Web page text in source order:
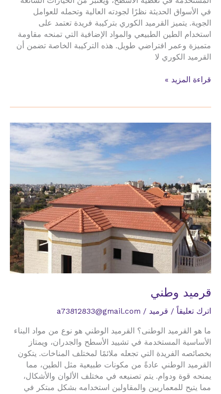
في الأسواق الحديثة نظرًا لجودته العالية وتحمله للعوامل
الجوية. يتميز القرميد الكوري بتركيبة فريدة تعتمد على
استخدام الطين الطبيعي والمواد الإضافية التي تمنحه مقاومة
متميزة وعمر افتراضي طويل. هذه التركيبة الخاصة تضمن أن
القرميد الكوري لا
قرميد
قراءة المزيد »
قرميد وطني
اترك تعليقاً / قرميد /
a73812833@gmail.com
ما هو القرميد الوطنى؟ القرميد الوطني هو نوع من مواد البناء
الأساسية المستخدمة في تشييد الأسطح والجدران، ويمتاز
بخصائصه الفريدة التي تجعله ملائمًا لمختلف المناخات. يتكون
القرميد الوطني عادةً من مكونات طبيعية مثل الطين، مما
يمنحه قوة ودوام. يتم تصنيعه في مختلف الألوان والأشكال،
مما يتيح للمعماريين والمقاولين استخدامه بشكل مبتكر في